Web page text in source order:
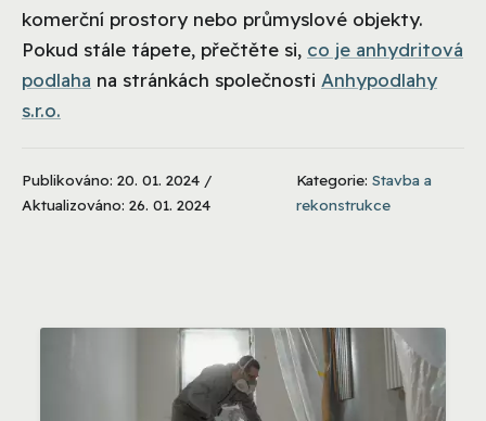
komerční prostory nebo průmyslové objekty.
Pokud stále tápete, přečtěte si, co je anhydritová
podlaha na stránkách společnosti Anhypodlahy
s.r.o.
Publikováno: 20. 01. 2024 /
Aktualizováno: 26. 01. 2024
Kategorie:Stavba a
rekonstrukce